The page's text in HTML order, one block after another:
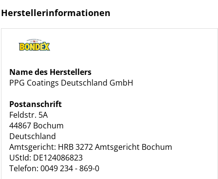
Herstellerinformationen
Name des Herstellers
PPG Coatings Deutschland GmbH
Postanschrift
Feldstr. 5A
44867 Bochum
Deutschland
Amtsgericht: HRB 3272 Amtsgericht Bochum
UStId: DE124086823
Telefon: 0049 234 - 869-0